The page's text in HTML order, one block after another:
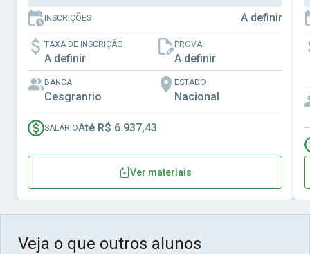
INSCRIÇÕES A definir
TAXA DE INSCRIÇÃO
A definir
PROVA
A definir
BANCA
Cesgranrio
ESTADO
Nacional
SALÁRIOAté R$ 6.937,43
Ver materiais
Veja o que outros alunos